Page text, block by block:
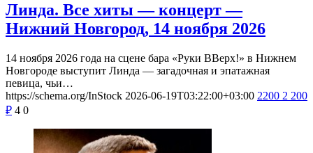
Линда. Все хиты — концерт —
Нижний Новгород, 14 ноября 2026
14 ноября 2026 года на сцене бара «Руки ВВерх!» в Нижнем
Новгороде выступит Линда — загадочная и эпатажная
певица, чьи…
https://schema.org/InStock 2026-06-19T03:22:00+03:00 2200 2 200
₽ 4 0